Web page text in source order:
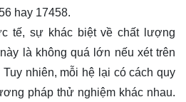
hay 17458.
tế, sự khác biệt về chất lượng
là không quá lớn nếu xét trên
nhiên, mỗi hệ lại có cách quy
pháp thử nghiệm khác nhau.